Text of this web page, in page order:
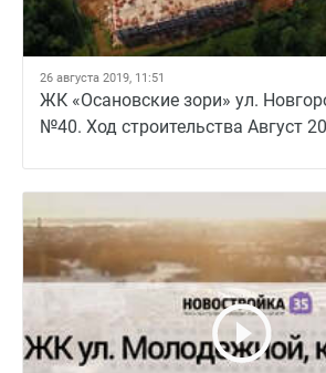
26 августа 2019, 11:51
ЖК «Осановские зори» ул.
№40. Ход строительства Август